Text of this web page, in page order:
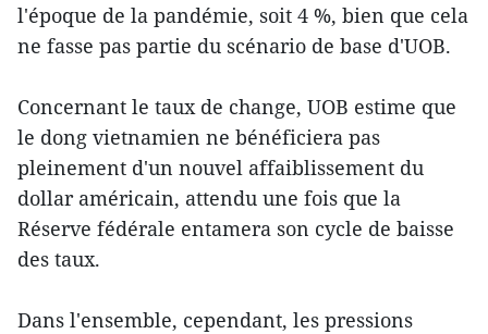
l'époque de la pandémie, soit 4 %, bien que cela
ne fasse pas partie du scénario de base d'UOB.
Concernant le taux de change, UOB estime que
le dong vietnamien ne bénéficiera pas
pleinement d'un nouvel affaiblissement du
dollar américain, attendu une fois que la
Réserve fédérale entamera son cycle de baisse
des taux.
Dans l'ensemble, cependant, les pressions